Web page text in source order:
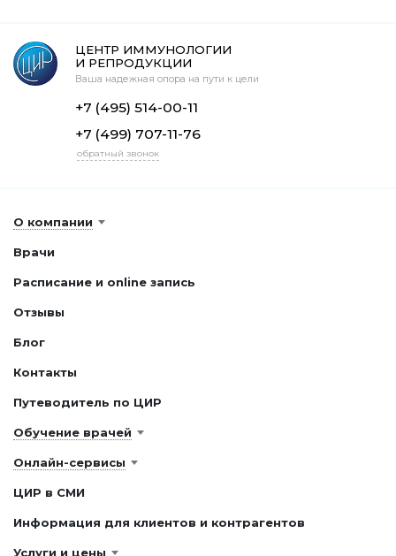
ЦЕНТР ИММУНОЛОГИИ
И РЕПРОДУКЦИИ
Ваша надежная опора на пути к цели
+7 (495) 514-00-11
+7 (499) 707-11-76
обратный звонок
О компании
Врачи
Расписание и online запись
Отзывы
Блог
Контакты
Путеводитель по ЦИР
Обучение врачей
Онлайн-сервисы
ЦИР в СМИ
Информация для клиентов и контрагентов
Услуги и цены